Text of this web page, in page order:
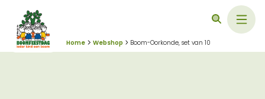
Home Webshop Boom-Oorkonde, set van 10